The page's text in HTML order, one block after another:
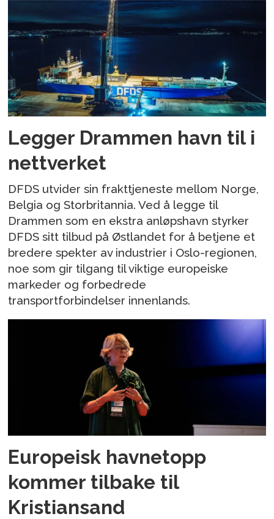
Legger Drammen havn til i
nettverket
DFDS utvider sin frakttjeneste mellom Norge,
Belgia og Storbritannia. Ved å legge til
Drammen som en ekstra anløpshavn styrker
DFDS sitt tilbud på Østlandet for å betjene et
bredere spekter av industrier i Oslo-regionen,
noe som gir tilgang til viktige europeiske
markeder og forbedrede
transportforbindelser innenlands.
Europeisk havnetopp
kommer tilbake til
Kristiansand